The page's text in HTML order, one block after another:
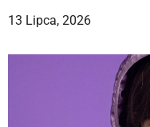
13 Lipca, 2026